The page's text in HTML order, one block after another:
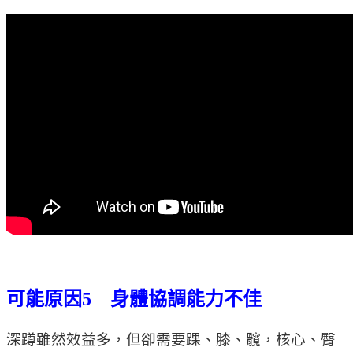
可能原因5 身體協調能力不佳
深蹲雖然效益多，但卻需要踝、膝、髖，核心、臀